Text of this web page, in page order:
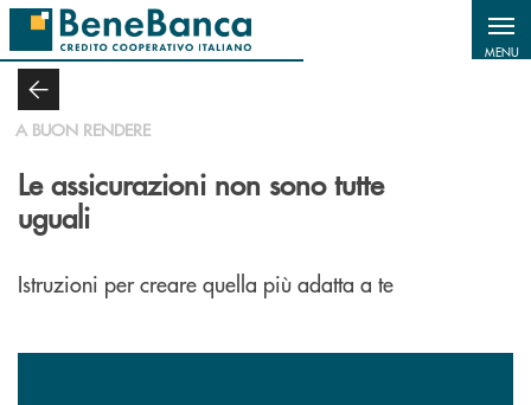
Salta al contenuto principale
MENU
A BUON RENDERE
Le assicurazioni non sono tutte
uguali
Istruzioni per creare quella più adatta a te